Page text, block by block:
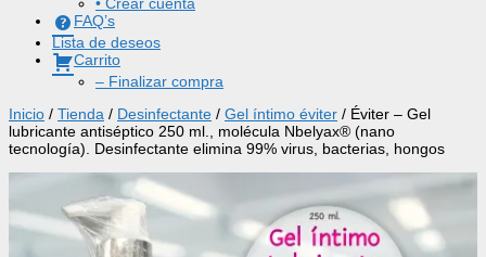
FAQ’s
Lista de deseos
Carrito
– Finalizar compra
Inicio / Tienda / Desinfectante / Gel íntimo éviter / Éviter – Gel
lubricante antiséptico 250 ml., molécula Nbelyax® (nano
tecnología). Desinfectante elimina 99% virus, bacterias, hongos